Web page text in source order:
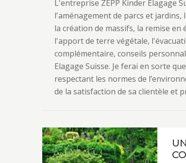
L'entreprise ZEPP Kinder Elagage
l'aménagement de parcs et
la création de massifs, la remise
l'apport de terre végétale,
complémentaire, conseils
Elagage Suisse. Je ferai en sorte
respectant les normes de
de la satisfaction de sa clientèle et